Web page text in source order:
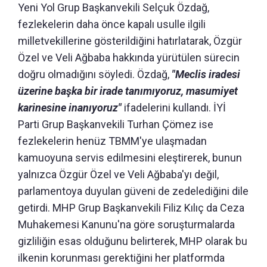
Yeni Yol Grup Başkanvekili Selçuk Özdağ,
fezlekelerin daha önce kapalı usulle ilgili
milletvekillerine gösterildiğini hatırlatarak, Özgür
Özel ve Veli Ağbaba hakkında yürütülen sürecin
doğru olmadığını söyledi. Özdağ, "Meclis iradesi
üzerine başka bir irade tanımıyoruz, masumiyet
karinesine inanıyoruz"ifadelerini kullandı. İYİ
Parti Grup Başkanvekili Turhan Çömez ise
fezlekelerin henüz TBMM'ye ulaşmadan
kamuoyuna servis edilmesini eleştirerek, bunun
yalnızca Özgür Özel ve Veli Ağbaba'yı değil,
parlamentoya duyulan güveni de zedelediğini dile
getirdi. MHP Grup Başkanvekili Filiz Kılıç da Ceza
Muhakemesi Kanunu'na göre soruşturmalarda
gizliliğin esas olduğunu belirterek, MHP olarak bu
ilkenin korunması gerektiğini her platformda